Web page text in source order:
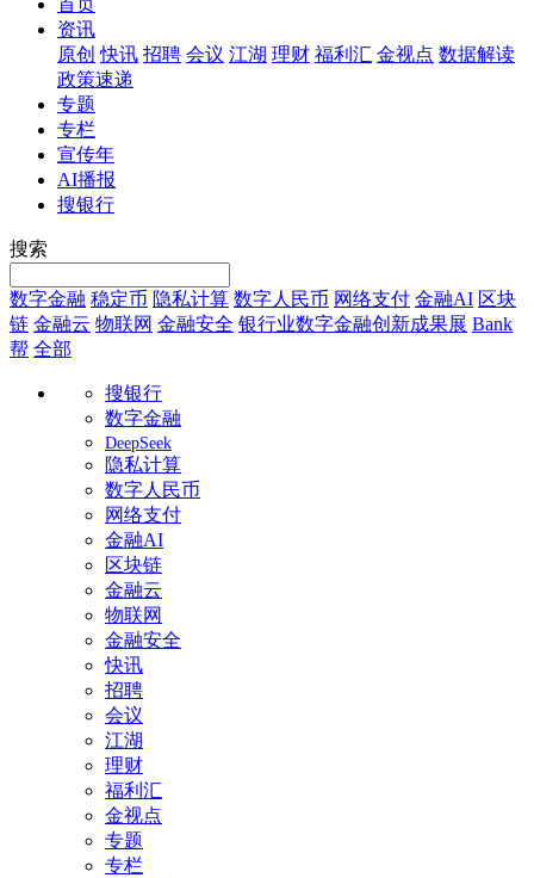
资讯
原创 快讯 招聘 会议 江湖 理财 福利汇 金视点 数据解读
政策速递
专题
专栏
宣传年
AI播报
搜银行
搜索
数字金融 稳定币 隐私计算 数字人民币 网络支付 金融AI 区块
链 金融云 物联网 金融安全 银行业数字金融创新成果展 Bank
帮 全部
搜银行
数字金融
DeepSeek
隐私计算
数字人民币
网络支付
金融AI
区块链
金融云
物联网
金融安全
快讯
招聘
会议
江湖
理财
福利汇
金视点
专题
专栏